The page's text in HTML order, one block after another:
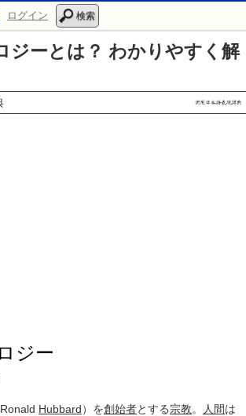
ログイン 検索
ジーとは？ わかりやすく解
ジー
Hubbard）を創始者とする宗教。 人間は